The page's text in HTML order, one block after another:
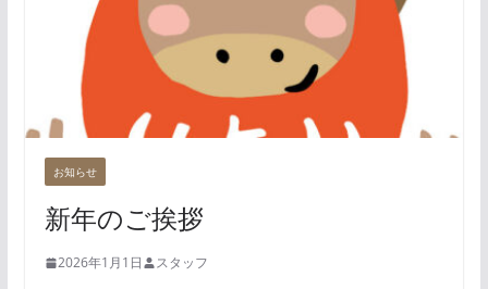
お知らせ
新年のご挨拶
2026年1月1日 スタッフ